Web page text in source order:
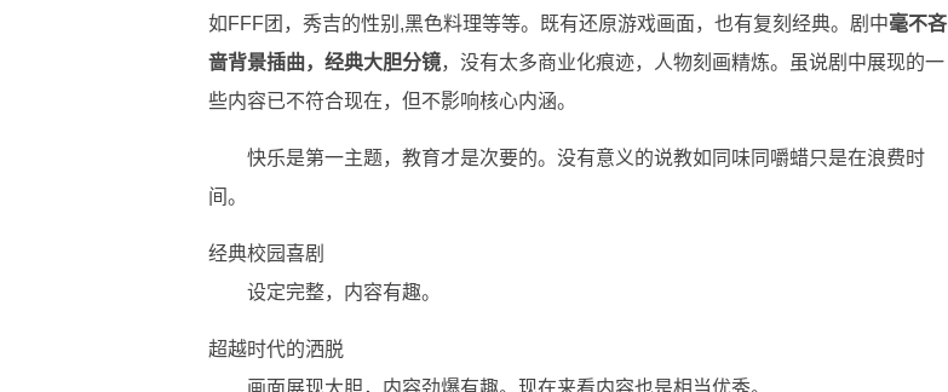
如FFF团，秀吉的性别,黑色料理等等。既有还原游戏画面，也有复刻经典。剧中毫不吝
啬背景插曲，经典大胆分镜，没有太多商业化痕迹，人物刻画精炼。虽说剧中展现的一
些内容已不符合现在，但不影响核心内涵。
快乐是第一主题，教育才是次要的。没有意义的说教如同味同嚼蜡只是在浪费时
间。
经典校园喜剧
设定完整，内容有趣。
超越时代的洒脱
画面展现大胆，内容劲爆有趣。现在来看内容也是相当优秀。